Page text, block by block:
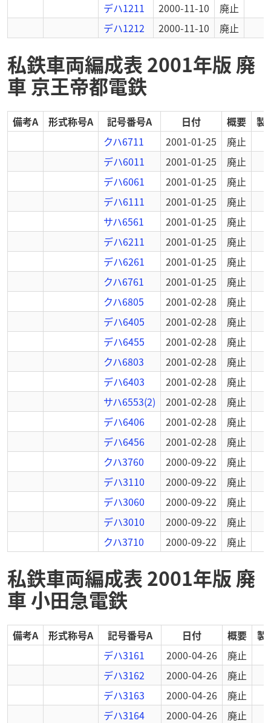
デハ1211
2000-11-10
廃止
デハ1212
2000-11-10 廃止
私鉄車両編成表 2001年版 廃
車 京王帝都電鉄
備考A 形式称号A 記号番号A 日付 概要
製
クハ6711
2001-01-25
廃止
デハ6011
2001-01-25
廃止
デハ6061
2001-01-25
廃止
デハ6111
2001-01-25
廃止
サハ6561
2001-01-25
廃止
デハ6211
2001-01-25
廃止
デハ6261
2001-01-25
廃止
クハ6761
2001-01-25
廃止
クハ6805
2001-02-28
廃止
デハ6405
2001-02-28
廃止
デハ6455
2001-02-28
廃止
クハ6803
2001-02-28
廃止
デハ6403
2001-02-28
廃止
サハ6553(2)
2001-02-28
廃止
デハ6406
2001-02-28
廃止
デハ6456
2001-02-28
廃止
クハ3760
2000-09-22
廃止
デハ3110
2000-09-22
廃止
デハ3060
2000-09-22
廃止
デハ3010
2000-09-22
廃止
クハ3710
2000-09-22 廃止
私鉄車両編成表 2001年版 廃
車 小田急電鉄
備考A 形式称号A 記号番号A 日付 概要
製
デハ3161
2000-04-26
廃止
デハ3162
2000-04-26
廃止
デハ3163
2000-04-26
廃止
デハ3164
2000-04-26
廃止